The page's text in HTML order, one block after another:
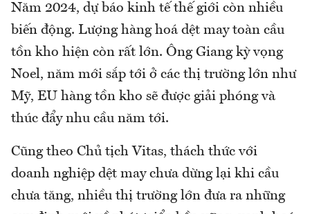
Năm 2024, dự báo kinh tế thế giới còn nhiều
biến động. Lượng hàng hoá dệt may toàn cầu
tồn kho hiện còn rất lớn. Ông Giang kỳ vọng
Noel, năm mới sắp tới ở các thị trường lớn như
Mỹ, EU hàng tồn kho sẽ được giải phóng và
thúc đẩy nhu cầu năm tới.
Cũng theo Chủ tịch Vitas, thách thức với
doanh nghiệp dệt may chưa dừng lại khi cầu
chưa tăng, nhiều thị trường lớn đưa ra những